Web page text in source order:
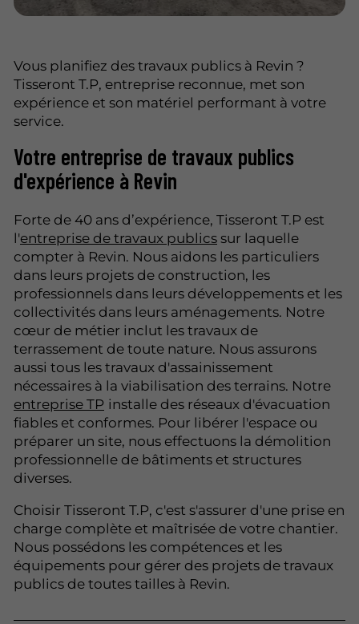
Vous planifiez des travaux publics à Revin ?
Tisseront T.P, entreprise reconnue, met son
expérience et son matériel performant à votre
service.
Votre entreprise de travaux publics
d'expérience à Revin
Forte de 40 ans d’expérience, Tisseront T.P est
l'entreprise de travaux publics sur laquelle
compter à Revin. Nous aidons les particuliers
dans leurs projets de construction, les
professionnels dans leurs développements et les
collectivités dans leurs aménagements. Notre
cœur de métier inclut les travaux de
terrassement de toute nature. Nous assurons
aussi tous les travaux d'assainissement
nécessaires à la viabilisation des terrains. Notre
entreprise TP installe des réseaux d'évacuation
fiables et conformes. Pour libérer l'espace ou
préparer un site, nous effectuons la démolition
professionnelle de bâtiments et structures
diverses.
Choisir Tisseront T.P, c'est s'assurer d'une prise en
charge complète et maîtrisée de votre chantier.
Nous possédons les compétences et les
équipements pour gérer des projets de travaux
publics de toutes tailles à Revin.